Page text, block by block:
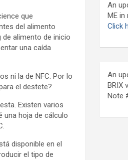
que
del alimento
de alimento de inicio
una caída
ni la de NFC. Por lo
el destete?
Existen varios
una hoja de cálculo
disponible en el
el tipo de
An
ME
Click
An
BRIX
Note